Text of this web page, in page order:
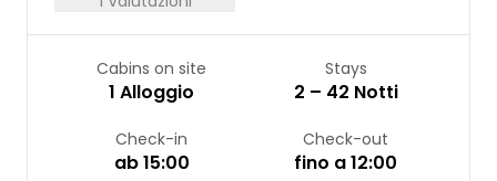
Cabins on site
1 Alloggio
Stays
2 – 42 Notti
Check-in
ab 15:00
Check-out
fino a 12:00